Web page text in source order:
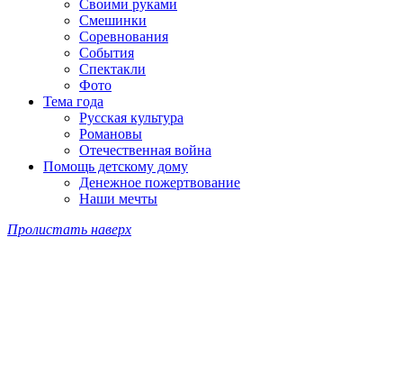
Своими руками
Смешинки
Соревнования
События
Спектакли
Фото
Тема года
Русская культура
Романовы
Отечественная война
Помощь детскому дому
Денежное пожертвование
Наши мечты
Пролистать наверх